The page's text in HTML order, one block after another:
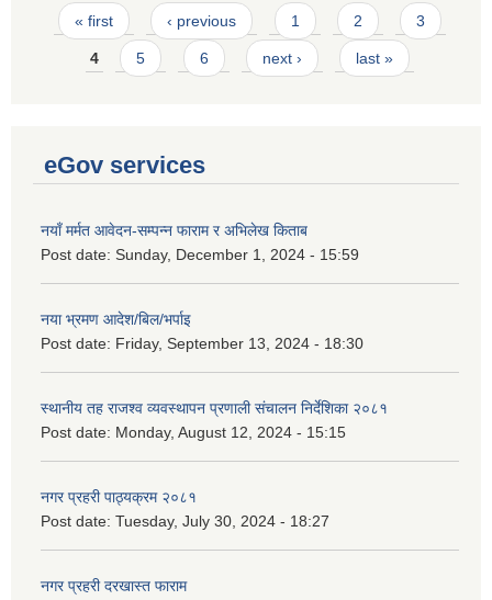
Pages
« first ‹ previous 1 2 3
4 5 6 next › last »
eGov services
नयाँ मर्मत आवेदन-सम्पन्न फाराम र अभिलेख किताब
Post date: Sunday, December 1, 2024 - 15:59
नया भ्रमण आदेश/बिल/भर्पाइ
Post date: Friday, September 13, 2024 - 18:30
स्थानीय तह राजश्व व्यवस्थापन प्रणाली संचालन निर्देशिका २०८१
Post date: Monday, August 12, 2024 - 15:15
नगर प्रहरी पाठ्यक्रम २०८१
Post date: Tuesday, July 30, 2024 - 18:27
नगर प्रहरी दरखास्त फाराम